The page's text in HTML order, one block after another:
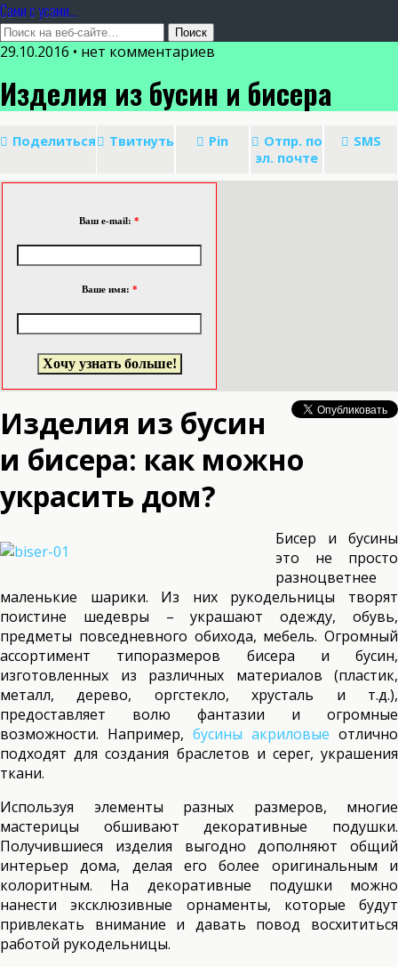
Сами с усами...
29.10.2016 • нет комментариев
Изделия из бусин и бисера
Поделиться Твитнуть Pin
Отпр. по
эл. почте
SMS
Ваш e-mail: *
Ваше имя: *
Изделия из бусин
и бисера: как можно
украсить дом?
Бисер и бусины
это не просто
разноцветнее
маленькие шарики. Из них рукодельницы творят
поистине шедевры – украшают одежду, обувь,
предметы повседневного обихода, мебель. Огромный
ассортимент типоразмеров бисера и бусин,
изготовленных из различных материалов (пластик,
металл, дерево, оргстекло, хрусталь и т.д.),
предоставляет волю фантазии и огромные
возможности. Например, бусины акриловые отлично
подходят для создания браслетов и серег, украшения
ткани.
Используя элементы разных размеров, многие
мастерицы обшивают декоративные подушки.
Получившиеся изделия выгодно дополняют общий
интерьер дома, делая его более оригинальным и
колоритным. На декоративные подушки можно
нанести эксклюзивные орнаменты, которые будут
привлекать внимание и давать повод восхититься
работой рукодельницы.